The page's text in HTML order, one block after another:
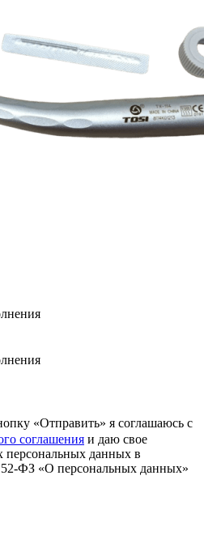
«Отправить» я соглашаюсь с
соглашения и даю свое
персональных данных в
ФЗ «О персональных данных»